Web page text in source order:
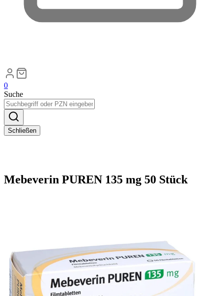
0
Suche
Schließen
Mebeverin PUREN 135 mg 50 Stück